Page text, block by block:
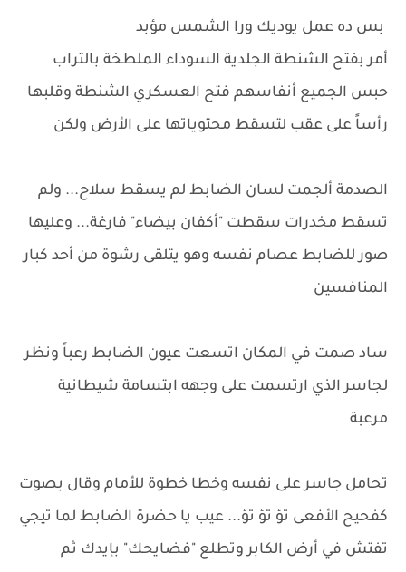
بس ده عمل يوديك ورا الشمس مؤبد
أمر بفتح الشنطة الجلدية السوداء الملطخة بالتراب
حبس الجميع أنفاسهم فتح العسكري الشنطة وقلبها
رأساً على عقب لتسقط محتوياتها على الأرض ولكن
الصدمة ألجمت لسان الضابط لم يسقط سلاح... ولم
تسقط مخدرات سقطت "أكفان بيضاء" فارغة... وعليها
صور للضابط عصام نفسه وهو يتلقى رشوة من أحد كبار
المنافسين
ساد صمت في المكان اتسعت عيون الضابط رعباً ونظر
لجاسر الذي ارتسمت على وجهه ابتسامة شيطانية
مرعبة
تحامل جاسر على نفسه وخطا خطوة للأمام وقال بصوت
كفحيح الأفعى تؤ تؤ تؤ... عيب يا حضرة الضابط لما تيجي
تفتش في أرض الكابر وتطلع "فضايحك" بإيدك ثم